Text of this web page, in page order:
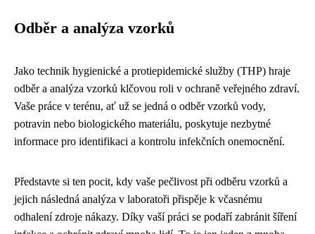
Odběr a analýza vzorků
Jako technik hygienické a protiepidemické služby (THP) hraje
odběr a analýza vzorků klčovou roli v ochraně veřejného zdraví.
Vaše práce v terénu, ať už se jedná o odběr vzorků vody,
potravin nebo biologického materiálu, poskytuje nezbytné
informace pro identifikaci a kontrolu infekčních onemocnění.
Představte si ten pocit, kdy vaše pečlivost při odběru vzorků a
jejich následná analýza v laboratoři přispěje k včasnému
odhalení zdroje nákazy. Díky vaší práci se podaří zabránit šíření